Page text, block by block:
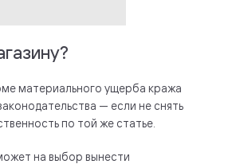
материального ущерба кража
— если не снять
по той же статье.
на выбор вынести